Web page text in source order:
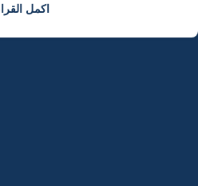
اكمل